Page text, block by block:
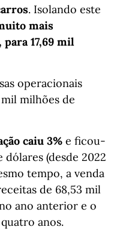
. Isolando este
mais
para 17,69 mil
operacionais
milhões de
caiu 3% e ficou-
dólares (desde 2022
tempo, a venda
de 68,53 mil
ano anterior e o
anos.